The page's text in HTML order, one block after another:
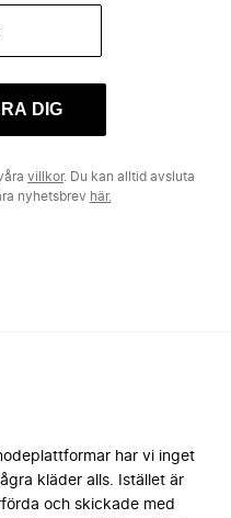
DIG
villkor. Du kan alltid avsluta
nyhetsbrev här.
har vi inget
kläder alls. Istället är
och skickade med